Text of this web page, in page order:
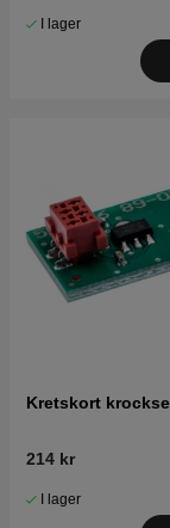
I lager
Kretskort
214 kr
I lager